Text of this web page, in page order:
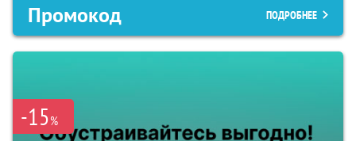
Промокод ПОДРОБНЕЕ
-15%